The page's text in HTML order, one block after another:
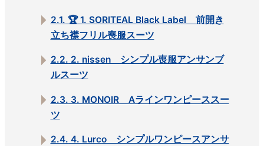
2.1. 🏆 1. SORITEAL Black Label 前開き
立ち襟フリル喪服スーツ
2.2. 2. nissen シンプル喪服アンサンブ
ルスーツ
2.3. 3. MONOIR Aラインワンピーススー
ツ
2.4. 4. Lurco シンプルワンピースアンサ